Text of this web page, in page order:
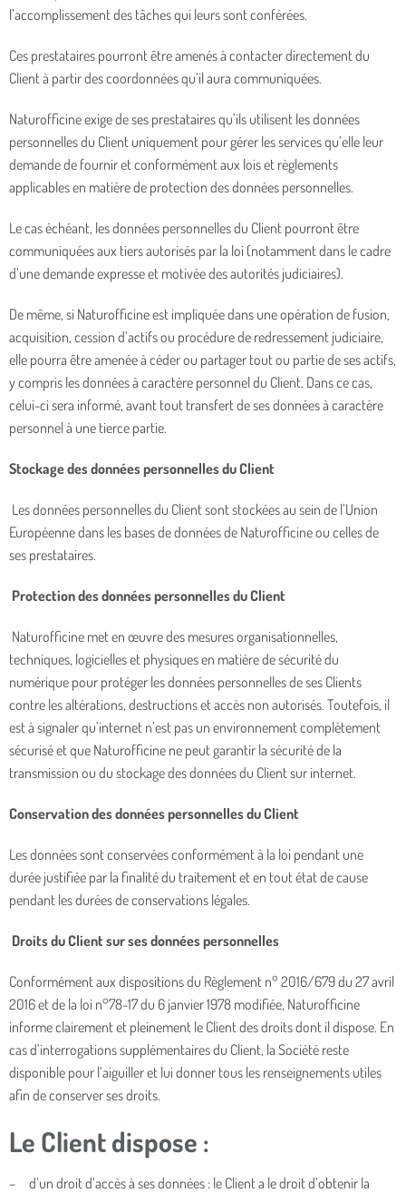
l’accomplissement des tâches qui leurs sont conférées.
Ces prestataires pourront être amenés à contacter directement du
Client à partir des coordonnées qu’il aura communiquées.
Naturofficine exige de ses prestataires qu’ils utilisent les données
personnelles du Client uniquement pour gérer les services qu’elle leur
demande de fournir et conformément aux lois et règlements
applicables en matière de protection des données personnelles.
Le cas échéant, les données personnelles du Client pourront être
communiquées aux tiers autorisés par la loi (notamment dans le cadre
d’une demande expresse et motivée des autorités judiciaires).
De même, si Naturofficine est impliquée dans une opération de fusion,
acquisition, cession d’actifs ou procédure de redressement judiciaire,
elle pourra être amenée à céder ou partager tout ou partie de ses actifs,
y compris les données à caractère personnel du Client. Dans ce cas,
celui-ci sera informé, avant tout transfert de ses données à caractère
personnel à une tierce partie.
Stockage des données personnelles du Client
Les données personnelles du Client sont stockées au sein de l’Union
Européenne dans les bases de données de Naturofficine ou celles de
ses prestataires.
Protection des données personnelles du Client
Naturofficine met en œuvre des mesures organisationnelles,
techniques, logicielles et physiques en matière de sécurité du
numérique pour protéger les données personnelles de ses Clients
contre les altérations, destructions et accès non autorisés. Toutefois, il
est à signaler qu’internet n’est pas un environnement complètement
sécurisé et que Naturofficine ne peut garantir la sécurité de la
transmission ou du stockage des données du Client sur internet.
Conservation des données personnelles du Client
Les données sont conservées conformément à la loi pendant une
durée justifiée par la finalité du traitement et en tout état de cause
pendant les durées de conservations légales.
Droits du Client sur ses données personnelles
Conformément aux dispositions du Règlement n° 2016/679 du 27 avril
2016 et de la loi n°78-17 du 6 janvier 1978 modifiée, Naturofficine
informe clairement et pleinement le Client des droits dont il dispose. En
cas d’interrogations supplémentaires du Client, la Société reste
disponible pour l’aiguiller et lui donner tous les renseignements utiles
afin de conserver ses droits.
Le Client dispose :
– d’un droit d’accès à ses données : le Client a le droit d’obtenir la